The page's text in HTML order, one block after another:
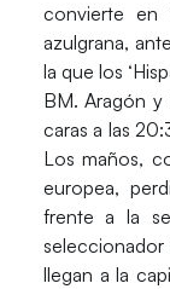
convierte en
azulgrana,
la que los
BM. Aragón y
caras a las
Los maños,
europea,
frente a la
seleccionador
llegan a la